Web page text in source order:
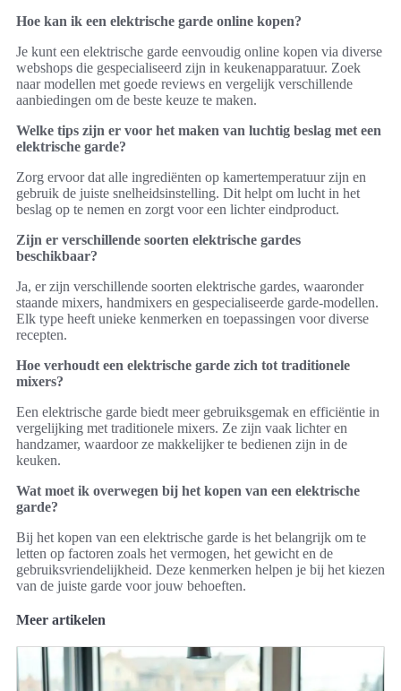
Hoe kan ik een elektrische garde online kopen?
Je kunt een elektrische garde eenvoudig online kopen via diverse
webshops die gespecialiseerd zijn in keukenapparatuur. Zoek
naar modellen met goede reviews en vergelijk verschillende
aanbiedingen om de beste keuze te maken.
Welke tips zijn er voor het maken van luchtig beslag met een
elektrische garde?
Zorg ervoor dat alle ingrediënten op kamertemperatuur zijn en
gebruik de juiste snelheidsinstelling. Dit helpt om lucht in het
beslag op te nemen en zorgt voor een lichter eindproduct.
Zijn er verschillende soorten elektrische gardes
beschikbaar?
Ja, er zijn verschillende soorten elektrische gardes, waaronder
staande mixers, handmixers en gespecialiseerde garde-modellen.
Elk type heeft unieke kenmerken en toepassingen voor diverse
recepten.
Hoe verhoudt een elektrische garde zich tot traditionele
mixers?
Een elektrische garde biedt meer gebruiksgemak en efficiëntie in
vergelijking met traditionele mixers. Ze zijn vaak lichter en
handzamer, waardoor ze makkelijker te bedienen zijn in de
keuken.
Wat moet ik overwegen bij het kopen van een elektrische
garde?
Bij het kopen van een elektrische garde is het belangrijk om te
letten op factoren zoals het vermogen, het gewicht en de
gebruiksvriendelijkheid. Deze kenmerken helpen je bij het kiezen
van de juiste garde voor jouw behoeften.
Meer artikelen